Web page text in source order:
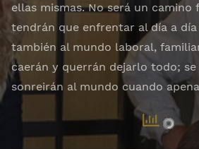
ellas mismas. No será un camino
tendrán que enfrentar al día a
también al mundo laboral,
caerán y querrán dejarlo todo;
sonreirán al mundo cuando